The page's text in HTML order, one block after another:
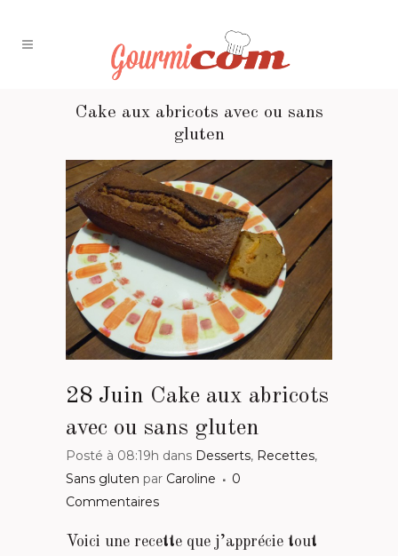
Cake aux abricots avec ou sans
gluten
28 Juin Cake aux abricots
avec ou sans gluten
Posté à 08:19h dans Desserts, Recettes,
Sans gluten par Caroline
0
Commentaires
Voici une recette que j’apprécie tout